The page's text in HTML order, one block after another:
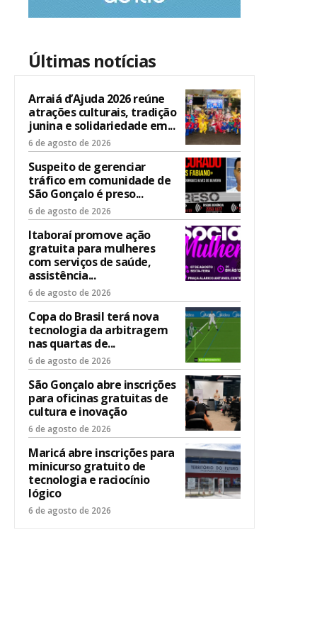
Últimas notícias
Arraiá d’Ajuda 2026 reúne
atrações culturais, tradição
junina e solidariedade em...
6 de agosto de 2026
Suspeito de gerenciar
tráfico em comunidade de
São Gonçalo é preso...
6 de agosto de 2026
Itaboraí promove ação
gratuita para mulheres
com serviços de saúde,
assistência...
6 de agosto de 2026
Copa do Brasil terá nova
tecnologia da arbitragem
nas quartas de...
6 de agosto de 2026
São Gonçalo abre inscrições
para oficinas gratuitas de
cultura e inovação
6 de agosto de 2026
Maricá abre inscrições para
minicurso gratuito de
tecnologia e raciocínio
lógico
6 de agosto de 2026